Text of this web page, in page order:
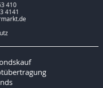
410
4141